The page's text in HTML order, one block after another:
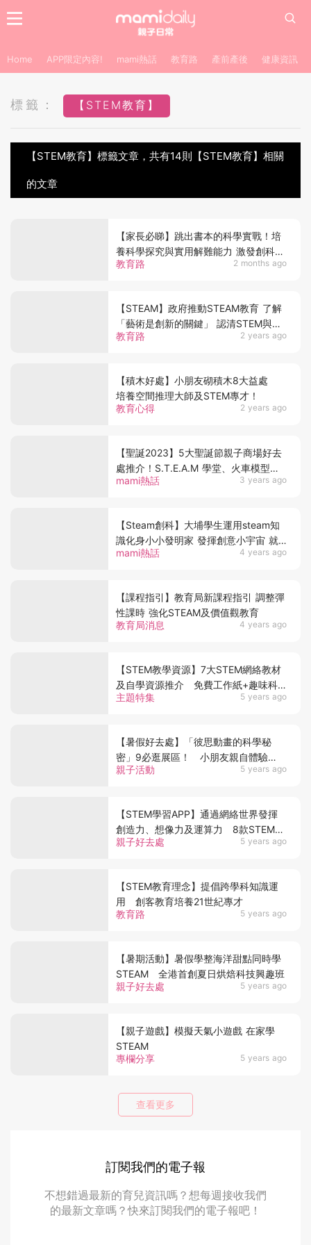
Home APP限定內容! mami熱話 教育路 產前產後 健康資訊
標籤： 【STEM教育】
【STEM教育】標籤文章，共有14則【STEM教育】相關
的文章
教育路 2 months ago
【家長必睇】跳出書本的科學實戰！培
養科學探究與實用解難能力 激發創科潛
能
教育路 2 years ago
【STEAM】政府推動STEAM教育 了解
「藝術是創新的關鍵」 認清STEM與
STEAM分別
教育心得 2 years ago
【積木好處】小朋友砌積木8大益處
培養空間推理大師及STEM專才！
mami熱話 3 years ago
【聖誕2023】5大聖誕節親子商場好去
處推介！S.T.E.A.M 學堂、火車模型展
覽、戶外溜冰！
mami熱話 4 years ago
【Steam創科】大埔學生運用steam知
識化身小小發明家 發揮創意小宇宙 就
連可載人電動車都整到？！
教育局消息 4 years ago
【課程指引】教育局新課程指引 調整彈
性課時 強化STEAM及價值觀教育
主題特集 5 years ago
【STEM教學資源】7大STEM網絡教材
及自學資源推介 免費工作紙+趣味科
學影片+互動式遊戲
親子活動 5 years ago
【暑假好去處】「彼思動畫的科學秘
密」9必逛展區！ 小朋友親自體驗
STEAM動畫製作
親子好去處 5 years ago
【STEM學習APP】通過網絡世界發揮
創造力、想像力及運算力 8款STEM
APP教材推介！
教育路 5 years ago
【STEM教育理念】提倡跨學科知識運
用 創客教育培養21世紀專才
親子好去處 5 years ago
【暑期活動】暑假學整海洋甜點同時學
STEAM 全港首創夏日烘焙科技興趣班
專欄分享 5 years ago
【親子遊戲】模擬天氣小遊戲 在家學
STEAM
查看更多
訂閱我們的電子報
不想錯過最新的育兒資訊嗎？想每週接收我們
的最新文章嗎？快來訂閱我們的電子報吧！